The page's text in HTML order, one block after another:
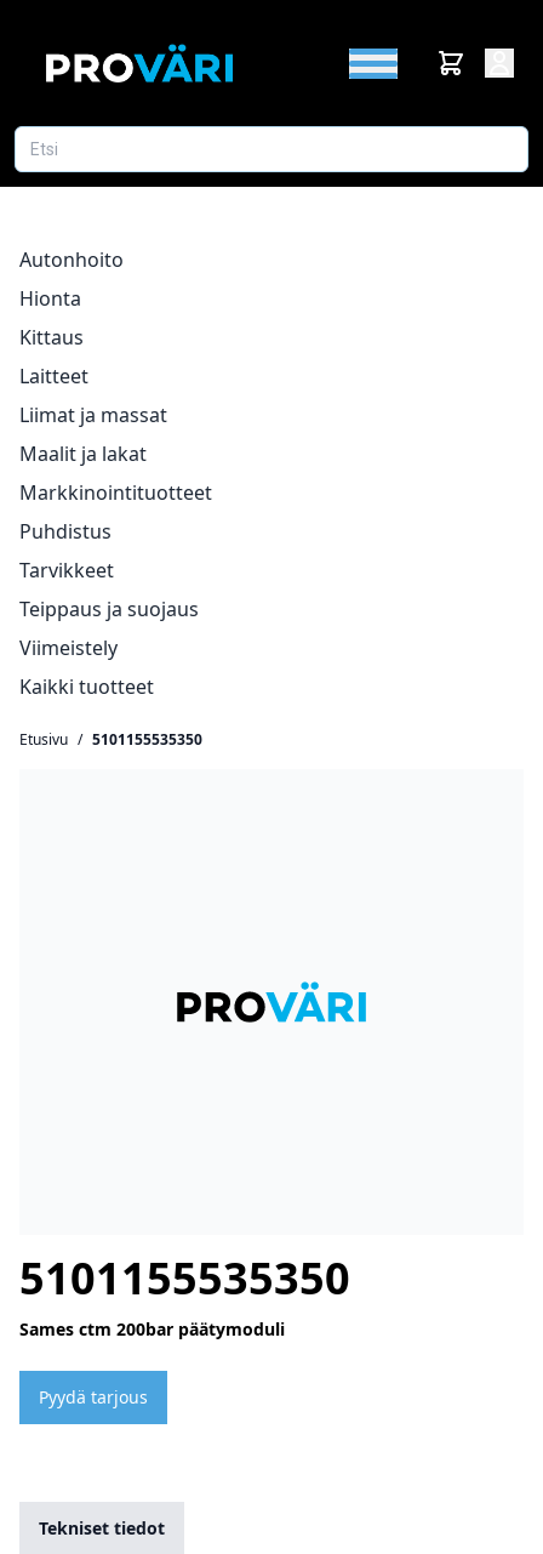
Autonhoito
Hionta
Kittaus
Laitteet
Liimat ja massat
Maalit ja lakat
Markkinointituotteet
Puhdistus
Tarvikkeet
Teippaus ja suojaus
Viimeistely
Kaikki tuotteet
Etusivu / 5101155535350
5101155535350
Sames ctm 200bar päätymoduli
Pyydä tarjous
Tekniset tiedot